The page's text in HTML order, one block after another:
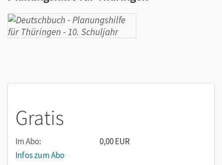
Gratis
Im Abo:
0,00 EUR
Infos zum Abo